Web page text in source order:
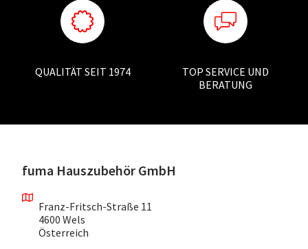
QUALITÄT SEIT 1974
TOP SERVICE UND
BERATUNG
fuma Hauszubehör GmbH
Franz-Fritsch-Straße 11
4600 Wels
Österreich